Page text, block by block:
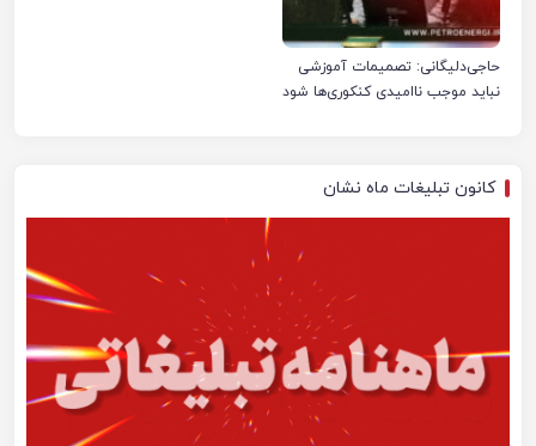
حاجی‌دلیگانی: تصمیمات آموزشی
نباید موجب ناامیدی کنکوری‌ها شود
کانون تبلیغات ماه نشان